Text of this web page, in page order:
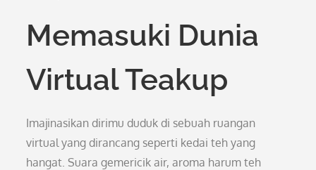
Memasuki Dunia
Virtual Teakup
Imajinasikan dirimu duduk di sebuah ruangan
virtual yang dirancang seperti kedai teh yang
hangat. Suara gemericik air, aroma harum teh